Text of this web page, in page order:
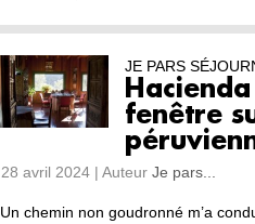
JE PARS
fenêtre
28 avril 2024 | Auteur Je pars...
Un chemin non goudronné m’a